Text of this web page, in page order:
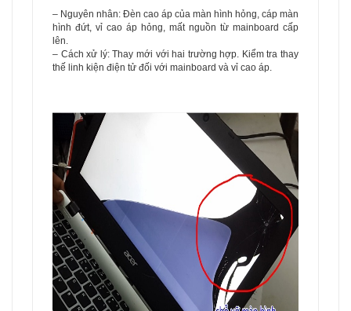
– Nguyên nhân: Đèn cao áp của màn hình hỏng, cáp màn
hình đứt, vỉ cao áp hỏng, mất nguồn từ mainboard cấp
lên.
– Cách xử lý: Thay mới với hai trường hợp. Kiểm tra thay
thế linh kiện điện tử đối với mainboard và vỉ cao áp.